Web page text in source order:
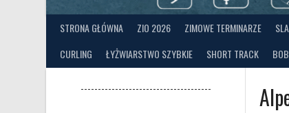
STRONA GŁÓWNA ZIO 2026 ZIMOWE TERMINARZE
CURLING
ŁYŻWIARSTWO SZYBKIE SHORT TRACK
--------------------------------------